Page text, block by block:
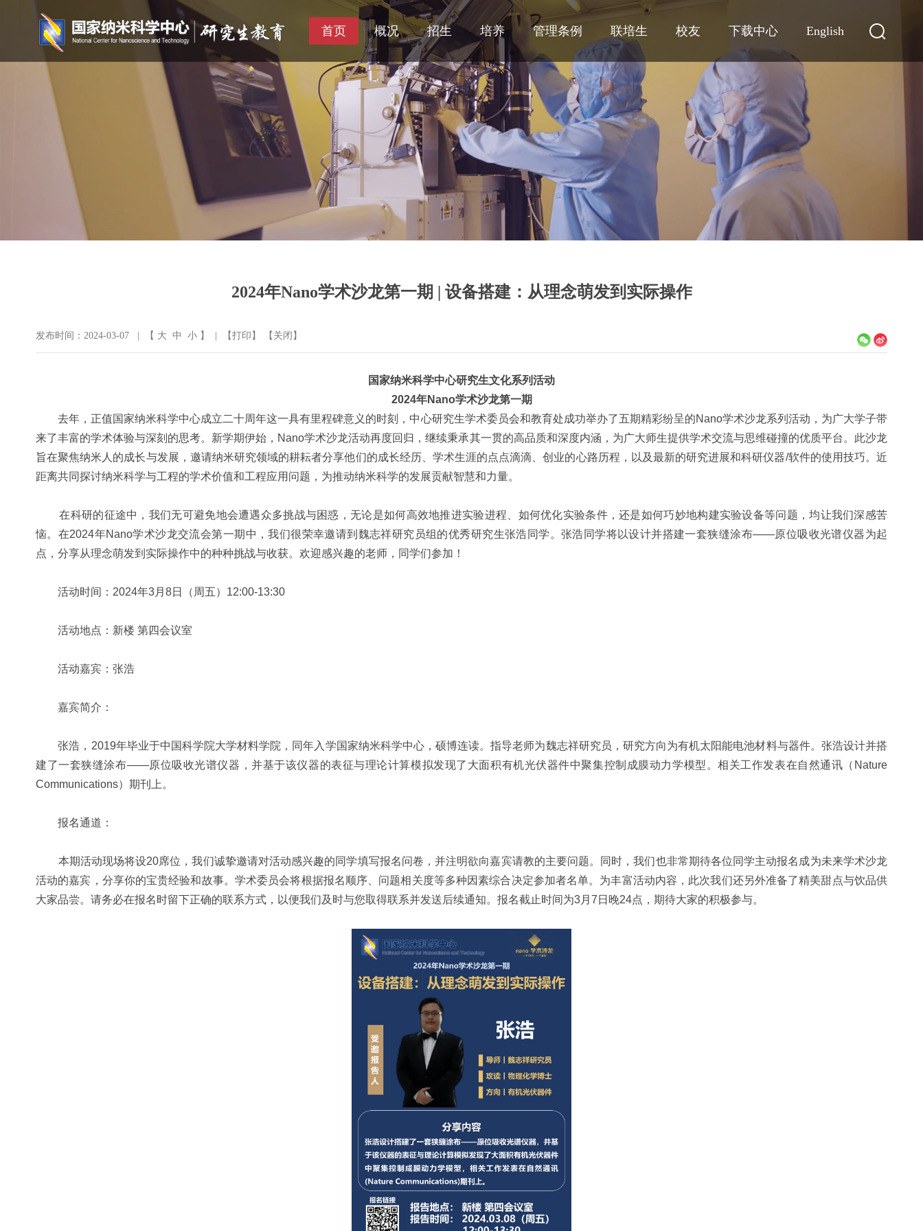
首页 概况 招生 培养 管理条例 联培生 校友 下载中心 English
2024年Nano学术沙龙第一期 | 设备搭建：从理念萌发到实际操作
发布时间：2024-03-07 | 【 大 中 小 】 | 【 打印 】 【 关闭 】
国家纳米科学中心研究生文化系列活动
2024年Nano学术沙龙第一期
去年，正值国家纳米科学中心成立二十周年这一具有里程碑意义的时刻，中心研究生学术委员会和教育处成功举办了五期精彩纷呈的Nano学术沙龙系列活动，为广大学子带
来了丰富的学术体验与深刻的思考。新学期伊始，Nano学术沙龙活动再度回归，继续秉承其一贯的高品质和深度内涵，为广大师生提供学术交流与思维碰撞的优质平台。此沙龙
旨在聚焦纳米人的成长与发展，邀请纳米研究领域的耕耘者分享他们的成长经历、学术生涯的点点滴滴、创业的心路历程，以及最新的研究进展和科研仪器/软件的使用技巧。近
距离共同探讨纳米科学与工程的学术价值和工程应用问题，为推动纳米科学的发展贡献智慧和力量。
在科研的征途中，我们无可避免地会遭遇众多挑战与困惑，无论是如何高效地推进实验进程、如何优化实验条件，还是如何巧妙地构建实验设备等问题，均让我们深感苦
恼。在2024年Nano学术沙龙交流会第一期中，我们很荣幸邀请到魏志祥研究员组的优秀研究生张浩同学。张浩同学将以设计并搭建一套狭缝涂布——原位吸收光谱仪器为起
点，分享从理念萌发到实际操作中的种种挑战与收获。欢迎感兴趣的老师，同学们参加！
活动时间：2024年3月8日（周五）12:00-13:30
活动地点：新楼 第四会议室
活动嘉宾：张浩
嘉宾简介：
张浩，2019年毕业于中国科学院大学材料学院，同年入学国家纳米科学中心，硕博连读。指导老师为魏志祥研究员，研究方向为有机太阳能电池材料与器件。张浩设计并搭
建了一套狭缝涂布——原位吸收光谱仪器，并基于该仪器的表征与理论计算模拟发现了大面积有机光伏器件中聚集控制成膜动力学模型。相关工作发表在自然通讯（Nature
Communications）期刊上。
报名通道：
本期活动现场将设20席位，我们诚挚邀请对活动感兴趣的同学填写报名问卷，并注明欲向嘉宾请教的主要问题。同时，我们也非常期待各位同学主动报名成为未来学术沙龙
活动的嘉宾，分享你的宝贵经验和故事。学术委员会将根据报名顺序、问题相关度等多种因素综合决定参加者名单。为丰富活动内容，此次我们还另外准备了精美甜点与饮品供
大家品尝。请务必在报名时留下正确的联系方式，以便我们及时与您取得联系并发送后续通知。报名截止时间为3月7日晚24点，期待大家的积极参与。